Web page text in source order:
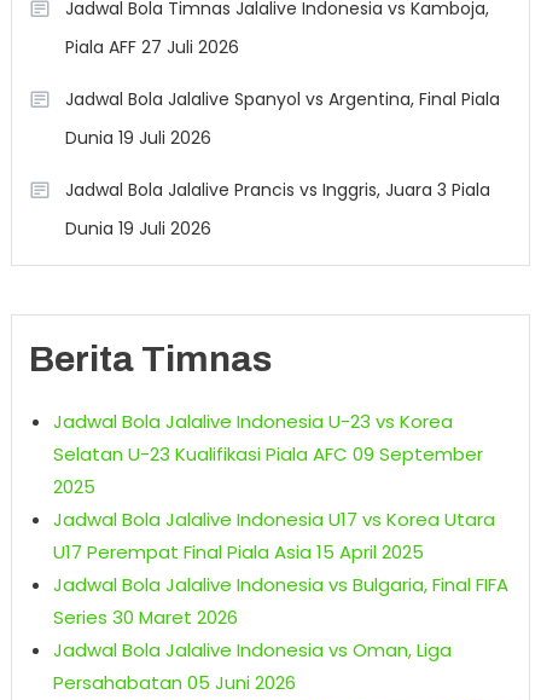
Jadwal Bola Timnas Jalalive Indonesia vs Kamboja,
Piala AFF 27 Juli 2026
Jadwal Bola Jalalive Spanyol vs Argentina, Final Piala
Dunia 19 Juli 2026
Jadwal Bola Jalalive Prancis vs Inggris, Juara 3 Piala
Dunia 19 Juli 2026
Berita Timnas
Jadwal Bola Jalalive Indonesia U-23 vs Korea
Selatan U-23 Kualifikasi Piala AFC 09 September
2025
Jadwal Bola Jalalive Indonesia U17 vs Korea Utara
U17 Perempat Final Piala Asia 15 April 2025
Jadwal Bola Jalalive Indonesia vs Bulgaria, Final FIFA
Series 30 Maret 2026
Jadwal Bola Jalalive Indonesia vs Oman, Liga
Persahabatan 05 Juni 2026